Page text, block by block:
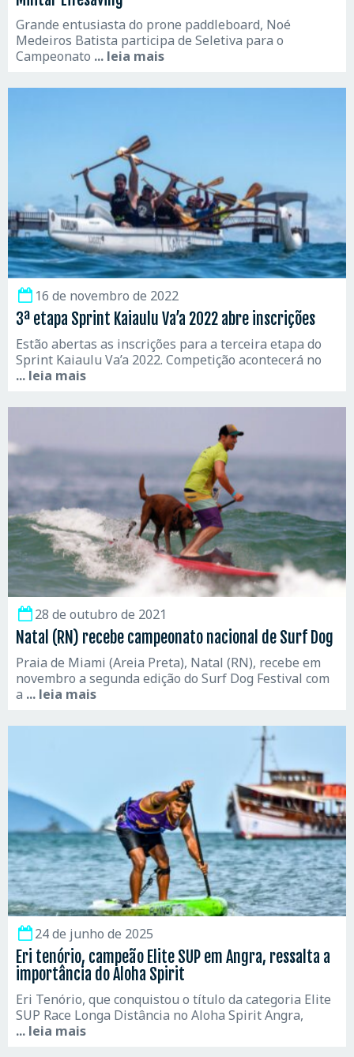
Grande entusiasta do prone paddleboard, Noé
Medeiros Batista participa de Seletiva para o
Campeonato ... leia mais
16 de novembro de 2022
3ª etapa Sprint Kaiaulu Va’a 2022 abre inscrições
Estão abertas as inscrições para a terceira etapa do
Sprint Kaiaulu Va’a 2022. Competição acontecerá no
... leia mais
28 de outubro de 2021
Natal (RN) recebe campeonato nacional de Surf Dog
Praia de Miami (Areia Preta), Natal (RN), recebe em
novembro a segunda edição do Surf Dog Festival com
a ... leia mais
24 de junho de 2025
Eri tenório, campeão Elite SUP em Angra, ressalta a
importância do Aloha Spirit
Eri Tenório, que conquistou o título da categoria Elite
SUP Race Longa Distância no Aloha Spirit Angra,
... leia mais